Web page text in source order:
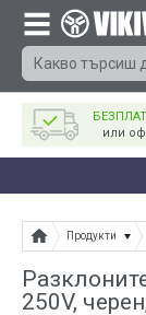
или
Продукти
250V,